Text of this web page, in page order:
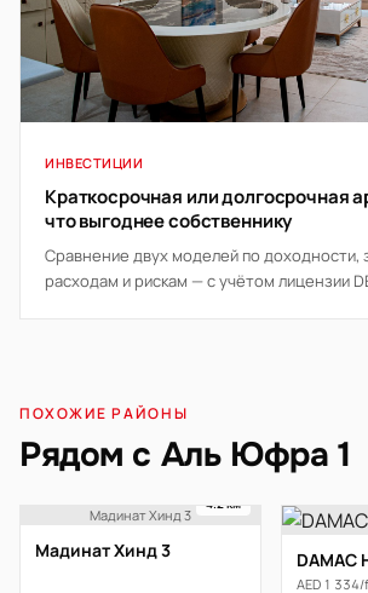
ИНВЕСТИЦИИ
Краткосрочная или долгосрочная
что выгоднее собственнику
Сравнение двух моделей по доходности,
расходам и рискам — с учётом лицензии
ПОХОЖИЕ РАЙОНЫ
Рядом с Аль Юфра 1
Мадинат Хинд 3
4.2 км
Мадинат Хинд 3 DAMAC
AED 1 334/